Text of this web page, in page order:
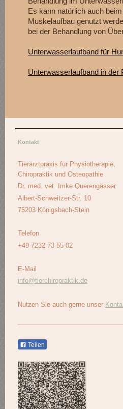
Es kann natürlich auch
Muskelaufbau genutzt
bei der Behandlung von
Unterwasserlaufband für
Unterwasserlaufband in der
Kontakt
Tierarztpraxis für Physiotherapie,
Chiropraktik und Osteopathie
Dr. med. vet. Imke Querengässer
Albert-Schweitzer-Str. 10
75203 Königsbach-Stein
Telefon
+49 7232 73 55 02
E-Mail
info@tierchiropraktik.de
Nutzen Sie auch gerne unser
Teilen